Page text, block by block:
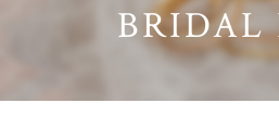
BRIDAL